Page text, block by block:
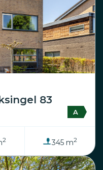
83
A
2 345 m2